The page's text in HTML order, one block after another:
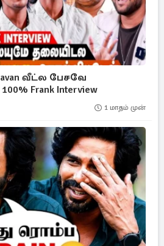
வீட்ல பேசவே
Frank Interview
1 மாதம் முன்